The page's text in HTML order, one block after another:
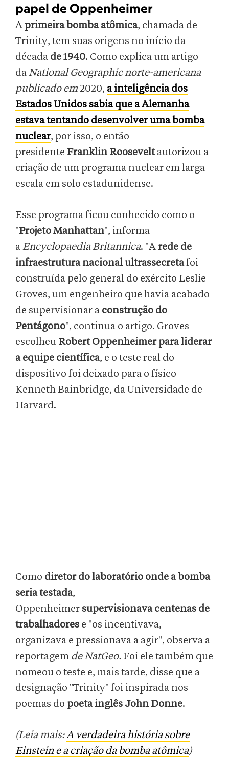
papel de Oppenheimer
A primeira bomba atômica, chamada de
Trinity, tem suas origens no início da
década de 1940. Como explica um artigo
daNational Geographic norte-americana
publicado em2020, a inteligência dos
Estados Unidos sabia que a Alemanha
estava tentando desenvolver uma bomba
nuclear, por isso, o então
presidente Franklin Rooseveltautorizou a
criação de um programa nuclear em larga
escala em solo estadunidense.
Esse programa ficou conhecido como o
"Projeto Manhattan", informa
aEncyclopaedia Britannica. "Arede de
infraestrutura nacional ultrassecretafoi
construída pelo general do exército Leslie
Groves, um engenheiro que havia acabado
de supervisionar a construção do
Pentágono", continua o artigo. Groves
escolheu Robert Oppenheimer para liderar
a equipe científica, e o teste real do
dispositivo foi deixado para o físico
Kenneth Bainbridge, da Universidade de
Harvard.
Como diretor do laboratório onde a bomba
seria testada,
Oppenheimer supervisionava centenas de
trabalhadores e "os incentivava,
organizava e pressionava a agir", observa a
reportagem de NatGeo. Foi ele também que
nomeou o teste e, mais tarde, disse que a
designação "Trinity" foi inspirada nos
poemas do poeta inglês John Donne.
(Leia mais:A verdadeira história sobre
Einstein e a criação da bomba atômica)